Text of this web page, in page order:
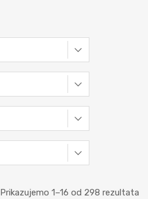
Prikazujemo 1–16 od 298 rezultata